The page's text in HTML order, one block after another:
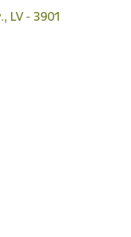
LV - 3901